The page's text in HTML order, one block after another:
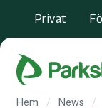
Privat
Hem / News /